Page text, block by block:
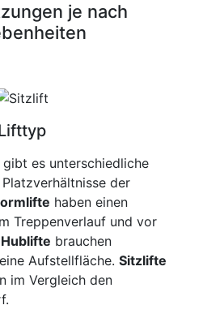
je nach
es unterschiedliche
der
haben einen
Treppenverlauf und vor
Hublifte brauchen
Aufstellfläche. Sitzlifte
im Vergleich den